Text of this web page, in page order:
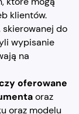
klientów.
skierowanej do
wypisanie
na
oferowane
oraz
oraz modelu